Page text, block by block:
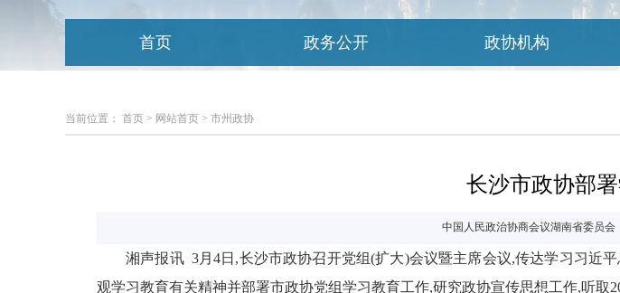
首页 政务公开 政协机构
当前位置： 首页 > 网站首页 > 市州政协
长沙市政协部
中国人民政治协商会议湖南省委员会
湘声报讯 3月4日,长沙市政协召开党组(扩大)会议暨主席会议,传达学习习近
观学习教育有关精神并部署市政协党组学习教育工作,研究政协宣传思想工作,听